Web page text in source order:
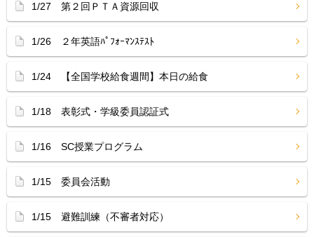
1/27 第２回ＰＴＡ資源回収
1/26 ２年英語ﾊﾟﾌｫｰﾏﾝｽﾃｽﾄ
1/24 【全国学校給食週間】本日の給食
1/18 表彰式・学級委員認証式
1/16 SC授業プログラム
1/15 委員会活動
1/15 避難訓練（不審者対応）